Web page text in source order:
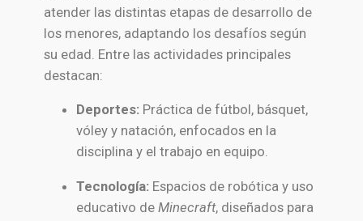
atender las distintas etapas de desarrollo de
los menores, adaptando los desafíos según
su edad. Entre las actividades principales
destacan:
Deportes:Práctica de fútbol, básquet,
vóley y natación, enfocados en la
disciplina y el trabajo en equipo.
Tecnología:Espacios de robótica y uso
educativo de Minecraft, diseñados para